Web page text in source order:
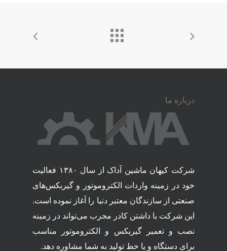
درباره ما
شرکت کیهان ماشین آداک از سال ۱۳۸۰ فعالیت
خود در زمینه واردات الکتروموتور و گیربکس‌های
صنعتی از سازندگان معتبر دنیا را آغاز نموده است.
این شرکت با داشتن کادر مجرب می‌تواند در زمینه
نصب و تعمیر گیربکس و الکتروموتور مناسب
برای دستگاه و یا خط تولید به شما مشاوره دهد.